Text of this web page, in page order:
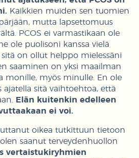
Kaikkien muiden sen tuomien
mutta lapsettomuus
PCOS ei varmastikaan ole
ole puolisoni kanssa vielä
on ollut helppo mielessäni
saaminen on yksi maailman
monille, myös minulle. En ole
ajatella sitä vaihtoehtoa, että
Elän kuitenkin edelleen
ei voi.
oikea tutkittuun tietoon
saanut terveydenhuollon
vertaistukiryhmien